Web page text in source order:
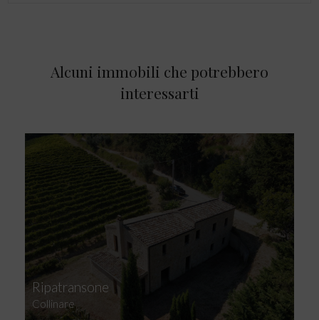
Alcuni immobili che potrebbero
interessarti
Ripatransone
Collinare